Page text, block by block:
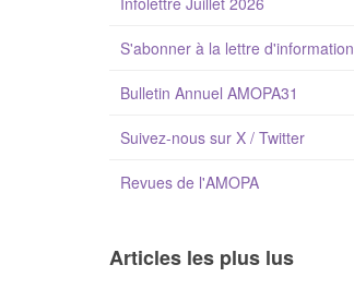
S'abonner à la lettre d'information
Bulletin Annuel AMOPA31
Suivez-nous sur X / Twitter
Revues de l'AMOPA
Articles les plus lus